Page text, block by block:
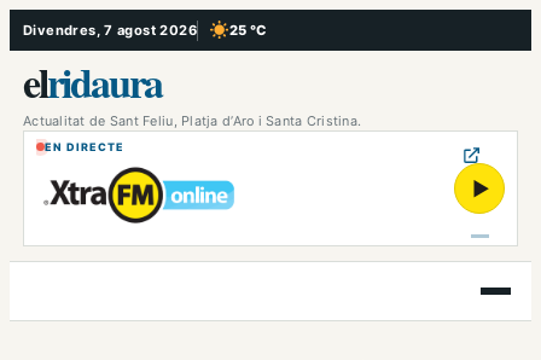
Vés
al
contingut
Divendres, 7 agost 2026 25 °C
, Cel serè
elridaura
Actualitat de Sant Feliu, Platja d’Aro i Santa Cristina.
EN DIRECTE
▶
Obre
el